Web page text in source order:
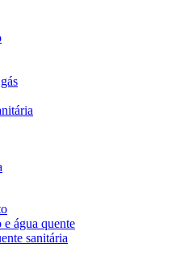
água quente
sanitária